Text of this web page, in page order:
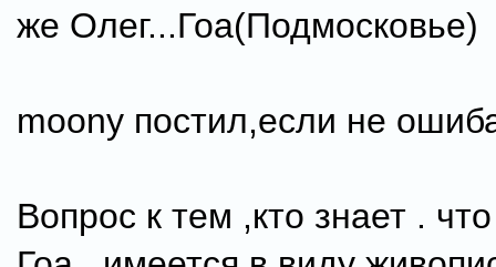
же Олег...Гоа(Подмосковье)
moony постил,если не
Вопрос к тем ,кто знает .